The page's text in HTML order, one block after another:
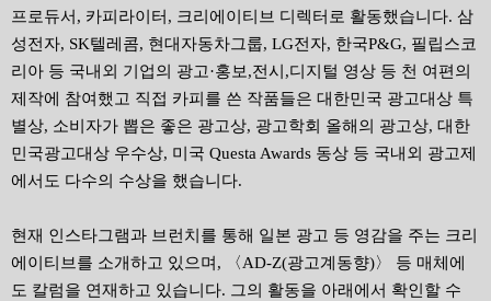
프로듀서, 카피라이터, 크리에이티브 디렉터로 활동했습니다. 삼
성전자, SK텔레콤, 현대자동차그룹, LG전자, 한국P&G, 필립스코
리아 등 국내외 기업의 광고·홍보,전시,디지털 영상 등 천 여편의
제작에 참여했고 직접 카피를 쓴 작품들은 대한민국 광고대상 특
별상, 소비자가 뽑은 좋은 광고상, 광고학회 올해의 광고상, 대한
민국광고대상 우수상, 미국 Questa Awards 동상 등 국내외 광고제
에서도 다수의 수상을 했습니다.
현재 인스타그램과 브런치를 통해 일본 광고 등 영감을 주는 크리
에이티브를 소개하고 있으며, 〈AD-Z(광고계동향)〉 등 매체에
도 칼럼을 연재하고 있습니다. 그의 활동을 아래에서 확인할 수